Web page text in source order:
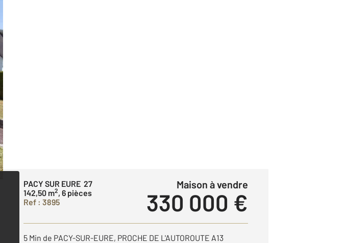
PACY SUR EURE 27
142,50 m2, 6 pièces
Ref : 3895
Maison à vendre
330 000 €
5 Min de PACY-SUR-EURE, PROCHE DE L'AUTOROUTE A13